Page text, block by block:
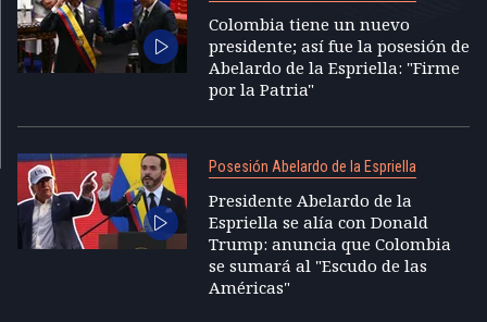
Colombia tiene un nuevo
presidente; así fue la posesión de
Abelardo de la Espriella: "Firme
por la Patria"
Posesión Abelardo de la Espriella
Presidente Abelardo de la
Espriella se alía con Donald
Trump: anuncia que Colombia
se sumará al "Escudo de las
Américas"